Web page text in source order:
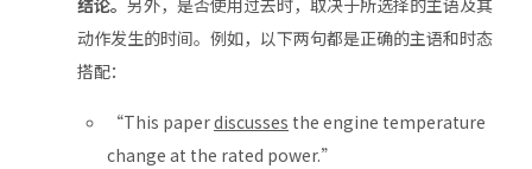
结论。 另外，是否使用过去时，取决于所选择的主语及其
动作发生的时间。例如，以下两句都是正确的主语和时态
搭配：
“This paperdiscusses the engine temperature
change at the rated power.”